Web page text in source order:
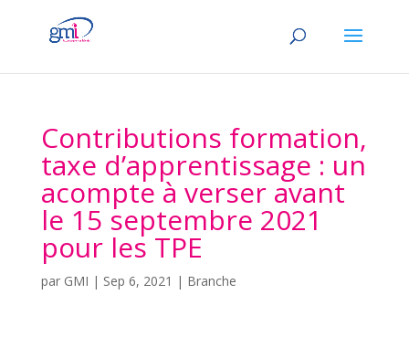
Contributions formation,
taxe d’apprentissage : un
acompte à verser avant
le 15 septembre 2021
pour les TPE
par GMI | Sep 6, 2021 | Branche